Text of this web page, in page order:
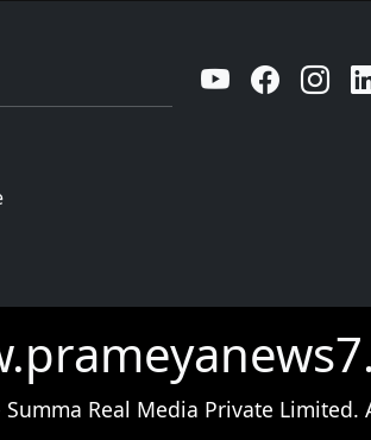
YouTube Facebook
Real Media Private Limited.